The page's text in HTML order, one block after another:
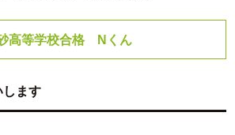
高等学校合格 Nくん
します